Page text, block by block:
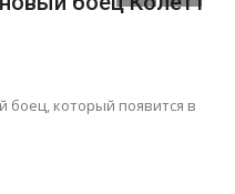
боец, который появится в